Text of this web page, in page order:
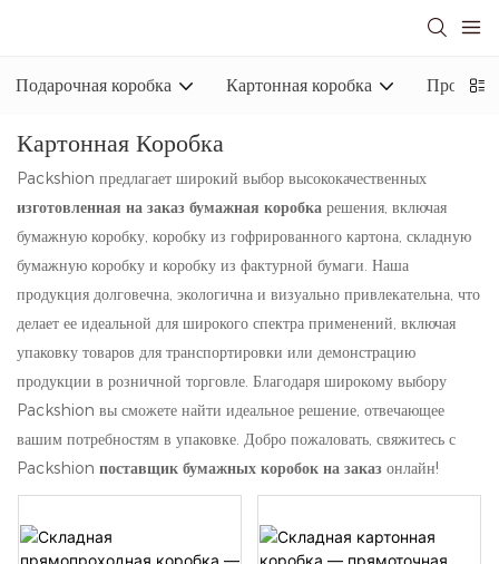
Подарочная коробка Картонная коробка
Картонная Коробка
Packshion предлагает широкий выбор высококачественных
изготовленная на заказ бумажная коробка решения, включая
бумажную коробку, коробку из гофрированного картона, складную
бумажную коробку и коробку из фактурной бумаги. Наша
продукция долговечна, экологична и визуально привлекательна, что
делает ее идеальной для широкого спектра применений, включая
упаковку товаров для транспортировки или демонстрацию
продукции в розничной торговле. Благодаря широкому выбору
Packshion вы сможете найти идеальное решение, отвечающее
вашим потребностям в упаковке. Добро пожаловать, свяжитесь с
Packshion поставщик бумажных коробок на заказ онлайн!